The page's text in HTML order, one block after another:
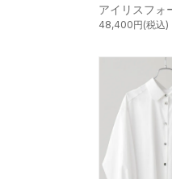
アイリスフォ
48,400円(税込)